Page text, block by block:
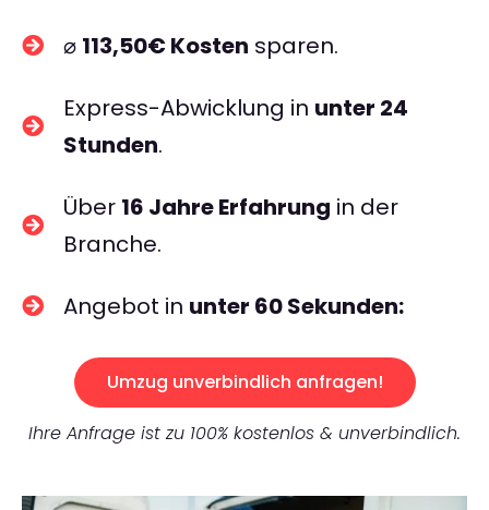
⌀ 113,50€ Kosten sparen.
Express-Abwicklung in unter 24
Stunden.
Über 16 Jahre Erfahrung in der
Branche.
Angebot in unter 60 Sekunden:
Umzug unverbindlich anfragen!
Ihre Anfrage ist zu 100% kostenlos & unverbindlich.